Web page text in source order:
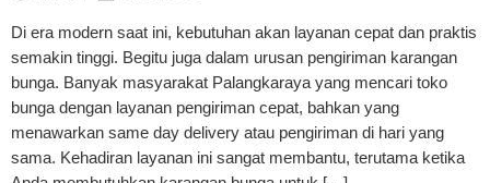
Di era modern saat ini, kebutuhan akan layanan cepat dan praktis
semakin tinggi. Begitu juga dalam urusan pengiriman karangan
bunga. Banyak masyarakat Palangkaraya yang mencari toko
bunga dengan layanan pengiriman cepat, bahkan yang
menawarkan same day delivery atau pengiriman di hari yang
sama. Kehadiran layanan ini sangat membantu, terutama ketika